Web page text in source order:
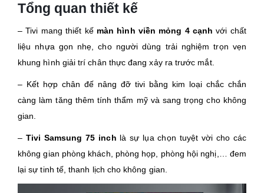
Tổng quan thiết kế
– Tivi mang thiết kế màn hình viền mỏng 4 cạnh với chất
liệu nhựa gọn nhẹ, cho người dùng trải nghiệm trọn vẹn
khung hình giải trí chân thực đang xảy ra trước mắt.
– Kết hợp chân đế nâng đỡ tivi bằng kim loại chắc chắn
càng làm tăng thêm tính thẩm mỹ và sang trọng cho không
gian.
– Tivi Samsung 75 inch là sự lụa chọn tuyệt vời cho các
không gian phòng khách, phòng họp, phòng hội nghị,… đem
lại sự tinh tế, thanh lịch cho không gian.